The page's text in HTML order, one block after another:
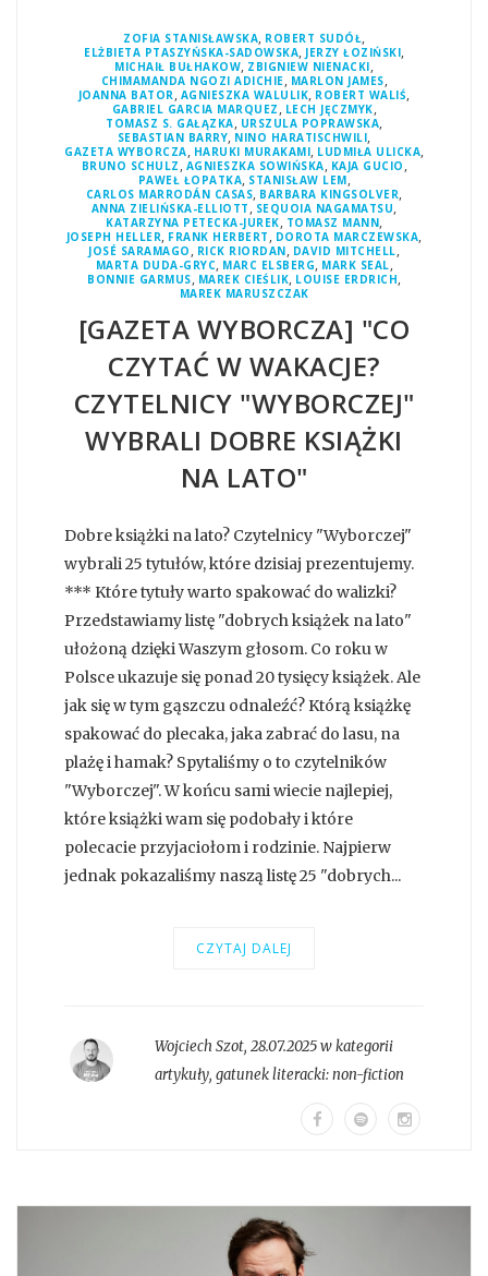
ZOFIA STANISŁAWSKA, ROBERT SUDÓŁ,
ELŻBIETA PTASZYŃSKA-SADOWSKA, JERZY ŁOZIŃSKI,
MICHAIŁ BUŁHAKOW, ZBIGNIEW NIENACKI,
CHIMAMANDA NGOZI ADICHIE, MARLON JAMES,
JOANNA BATOR, AGNIESZKA WALULIK, ROBERT WALIŚ,
GABRIEL GARCIA MARQUEZ, LECH JĘCZMYK,
TOMASZ S. GAŁĄZKA, URSZULA POPRAWSKA,
SEBASTIAN BARRY, NINO HARATISCHWILI,
GAZETA WYBORCZA, HARUKI MURAKAMI, LUDMIŁA ULICKA,
BRUNO SCHULZ, AGNIESZKA SOWIŃSKA, KAJA GUCIO,
PAWEŁ ŁOPATKA, STANISŁAW LEM,
CARLOS MARRODÁN CASAS, BARBARA KINGSOLVER,
ANNA ZIELIŃSKA-ELLIOTT, SEQUOIA NAGAMATSU,
KATARZYNA PETECKA-JUREK, TOMASZ MANN,
JOSEPH HELLER, FRANK HERBERT, DOROTA MARCZEWSKA,
JOSÉ SARAMAGO, RICK RIORDAN, DAVID MITCHELL,
MARTA DUDA-GRYC, MARC ELSBERG, MARK SEAL,
BONNIE GARMUS, MAREK CIEŚLIK, LOUISE ERDRICH,
MAREK MARUSZCZAK
[GAZETA WYBORCZA] "CO
CZYTAĆ W WAKACJE?
CZYTELNICY "WYBORCZEJ"
WYBRALI DOBRE KSIĄŻKI
NA LATO"
Dobre książki na lato? Czytelnicy "Wyborczej"
wybrali 25 tytułów, które dzisiaj prezentujemy.
*** Które tytuły warto spakować do walizki?
Przedstawiamy listę "dobrych książek na lato"
ułożoną dzięki Waszym głosom. Co roku w
Polsce ukazuje się ponad 20 tysięcy książek. Ale
jak się w tym gąszczu odnaleźć? Którą książkę
spakować do plecaka, jaka zabrać do lasu, na
plażę i hamak? Spytaliśmy o to czytelników
"Wyborczej". W końcu sami wiecie najlepiej,
które książki wam się podobały i które
polecacie przyjaciołom i rodzinie. Najpierw
jednak pokazaliśmy naszą listę 25 "dobrych...
CZYTAJ DALEJ
Wojciech Szot, 28.07.2025 w kategorii
artykuły, gatunek literacki:non-fiction